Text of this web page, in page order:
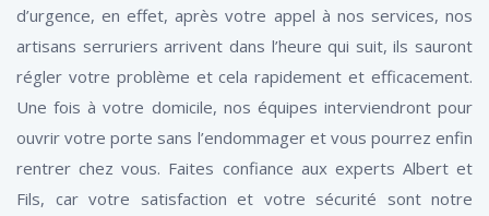
d’urgence, en effet, après votre appel à nos services, nos
artisans serruriers arrivent dans l’heure qui suit, ils sauront
régler votre problème et cela rapidement et efficacement.
Une fois à votre domicile, nos équipes interviendront pour
ouvrir votre porte sans l’endommager et vous pourrez enfin
rentrer chez vous. Faites confiance aux experts Albert et
Fils, car votre satisfaction et votre sécurité sont notre